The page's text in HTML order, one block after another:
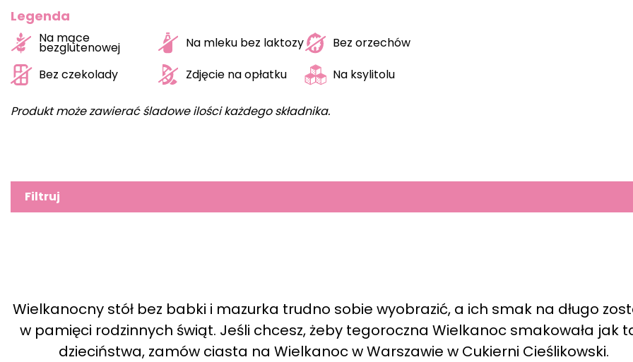
Legenda
Na mące
bezglutenowej Na mleku bez laktozy
Bez orzechów
Bez czekolady
Zdjęcie na opłatku Na ksylitolu
Produkt może zawierać śladowe ilości każdego składnika.
Filtruj
Wielkanocny stół bez babki i mazurka trudno sobie wyobrazić, a ich smak na długo
w pamięci rodzinnych świąt. Jeśli chcesz, żeby tegoroczna Wielkanoc smakowała jak
dzieciństwa, zamów ciasta na Wielkanoc w Warszawie w Cukierni Cieślikowski.